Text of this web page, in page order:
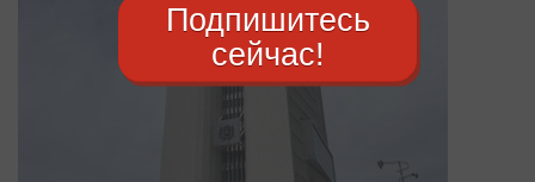
Подпишитесь
сейчас!